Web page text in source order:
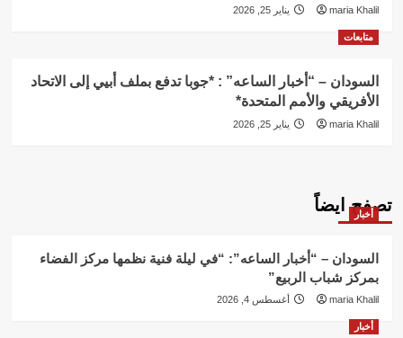
maria Khalil يناير 25, 2026
متابعات
السودان – “أخبار الساعه” : *جوبا تدفع بملف أبيي إلى الاتحاد
الأفريقي والأمم المتحدة*
maria Khalil يناير 25, 2026
تصفح ايضاً
أخبار
السودان – “أخبار الساعه”: “في ليلة فنية نظمها مركز الفضاء
بمركز شباب الربيع”
maria Khalil أغسطس 4, 2026
أخبار